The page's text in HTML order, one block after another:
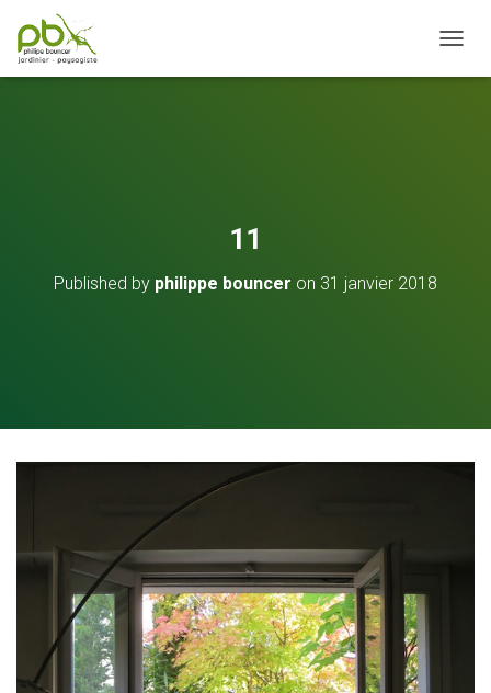
11
Published by philippe bouncer on 31 janvier 2018